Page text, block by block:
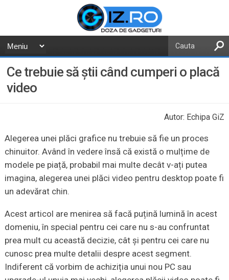
Ce trebuie să știi când cumperi o placă
video
Autor: Echipa GiZ
Alegerea unei plăci grafice nu trebuie să fie un proces
chinuitor. Având în vedere însă că există o mulțime de
modele pe piață, probabil mai multe decât v-ați putea
imagina, alegerea unei plăci video pentru desktop poate fi
un adevărat chin.
Acest articol are menirea să facă puțină lumină în acest
domeniu, în special pentru cei care nu s-au confruntat
prea mult cu această decizie, cât și pentru cei care nu
cunosc prea multe detalii despre acest segment.
Indiferent că vorbim de achiziția unui nou PC sau